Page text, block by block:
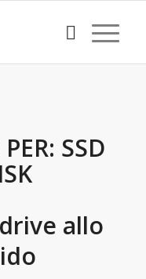
SSD
allo